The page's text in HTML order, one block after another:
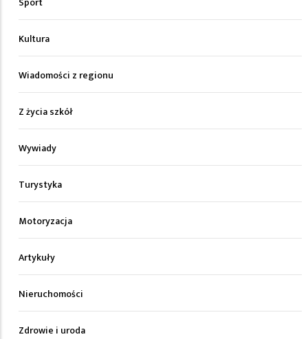
Kultura
Wiadomości z regionu
Z życia szkół
Wywiady
Turystyka
Motoryzacja
Artykuły
Nieruchomości
Zdrowie i uroda